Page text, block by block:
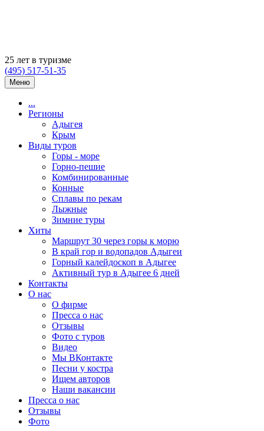
25 лет в туризме
(495) 517-51-35
Меню
...
Регионы
Адыгея
Крым
Виды туров
Горы - море
Горно-пешие
Комбинированные
Конные
Сплавы по рекам
Лыжные
Зимние туры
Хиты
Маршрут 30 через горы к морю
В край гор и водопадов Адыгеи
Горный калейдоскоп в Адыгее
Активный тур в Адыгее 6 дней
Контакты
О нас
О фирме
Пресса о нас
Отзывы
Фото с туров
Видео
Мы ВКонтакте
Песни у костра
Ищем авторов
Наши вакансии
Пресса о нас
Отзывы
Фото